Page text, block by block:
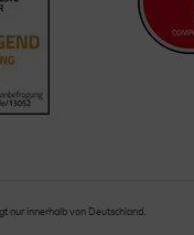
nur innerhalb von Deutschland.